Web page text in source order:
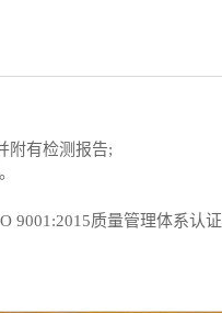
附有检测报告;
9001:2015质量管理体系认证